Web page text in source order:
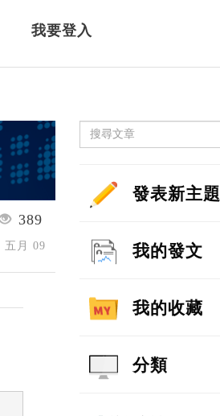
我要登入
389
五月 09
發表新主題
我的發文
我的收藏
分類